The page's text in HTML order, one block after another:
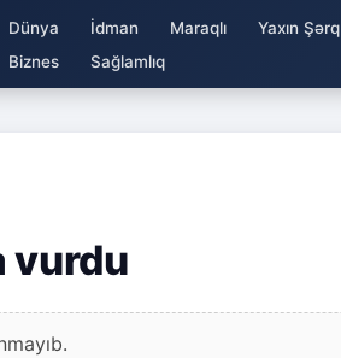
Dünya İdman Maraqlı Yaxın Şərq
Biznes
Sağlamlıq
vurdu